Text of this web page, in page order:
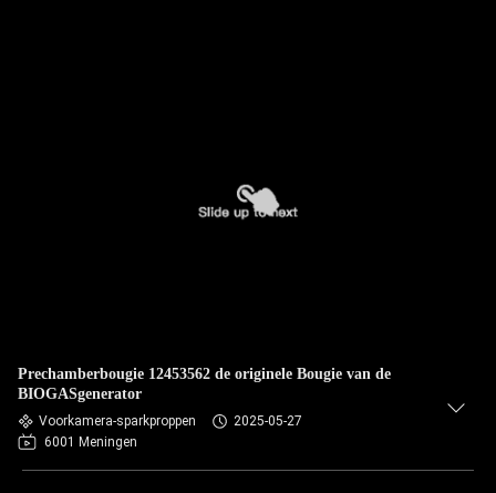
Prechamberbougie 12453562 de originele Bougie van de
BIOGASgenerator
Voorkamera-sparkproppen
2025-05-27
6001 Meningen